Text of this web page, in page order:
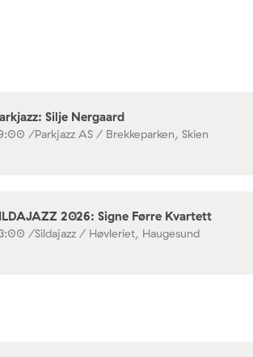
Silje Nergaard
/Parkjazz AS / Brekkeparken, Skien
2026: Signe Førre Kvartett
/Sildajazz / Høvleriet, Haugesund